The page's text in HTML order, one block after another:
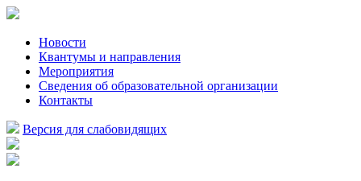
Новости
Квантумы и направления
Мероприятия
Сведения об образовательной организации
Контакты
Версия для слабовидящих